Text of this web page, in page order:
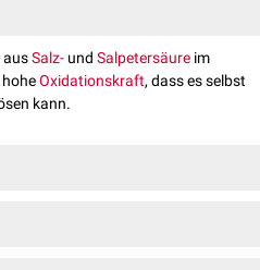
ausSalz- und Salpetersäure im
Oxidationskraft, dass es selbst
kann.